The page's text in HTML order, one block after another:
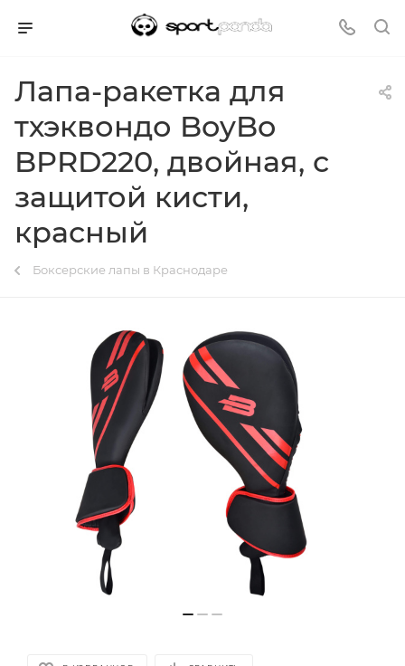
Лапа-ракетка для
тхэквондо BoyBo
BPRD220, двойная, с
защитой кисти,
красный
Боксерские лапы в Краснодаре